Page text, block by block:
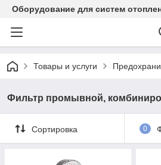
Оборудование для систем
Товары и услуги
Фильтр промывной,
Сортировка 0